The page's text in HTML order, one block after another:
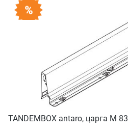
TANDEMBOX antaro, царга M